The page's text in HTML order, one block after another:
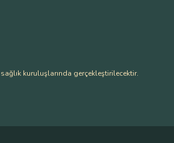
kuruluşlarında gerçekleştirilecektir.